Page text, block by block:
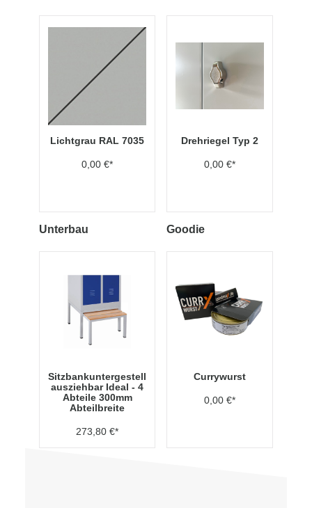
Lichtgrau RAL 7035
0,00 €*
Drehriegel Typ 2
0,00 €*
Unterbau
Sitzbankuntergestell
ausziehbar Ideal - 4
Abteile 300mm
Abteilbreite
273,80 €*
Goodie
Currywurst
0,00 €*